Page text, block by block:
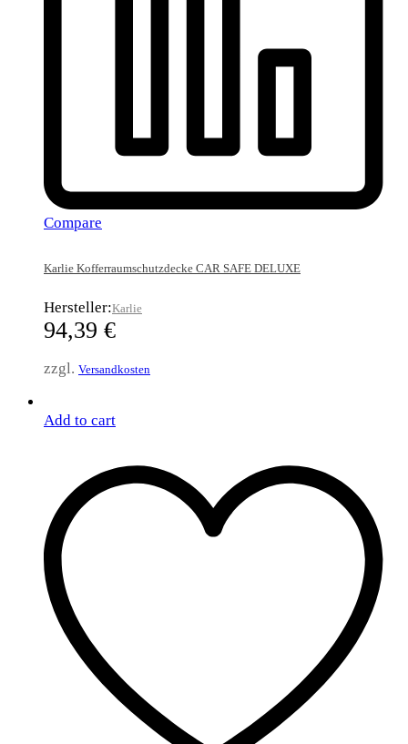
Compare
Karlie Kofferraumschutzdecke CAR SAFE DELUXE
Hersteller:Karlie
94,39 €
zzgl. Versandkosten
Add to cart